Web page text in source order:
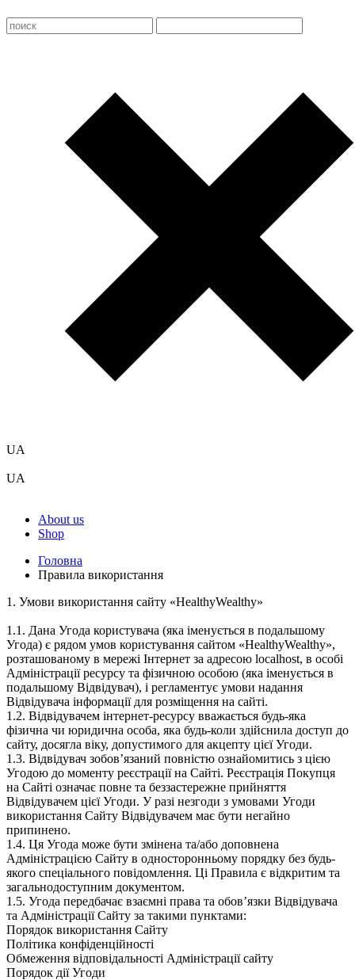
UA
UA
About us
Shop
Головна
Правила використання
1. Умови використання сайту «HealthyWealthy»
1.1. Дана Угода користувача (яка іменується в подальшому
Угода) є рядом умов користування сайтом «HealthyWealthy»,
розташованому в мережі Інтернет за адресою localhost, в особі
Адміністрації ресурсу та фізичною особою (яка іменується в
подальшому Відвідувач), і регламентує умови надання
Відвідувача інформації для розміщення на сайті.
1.2. Відвідувачем інтернет-ресурсу вважається будь-яка
фізична чи юридична особа, яка будь-коли здійснила доступ до
сайту, досягла віку, допустимого для акцепту цієї Угоди.
1.3. Відвідувач зобов’язаний повністю ознайомитись з цією
Угодою до моменту реєстрації на Сайті. Реєстрація Покупця
на Сайті означає повне та беззастережне прийняття
Відвідувачем цієї Угоди. У разі незгоди з умовами Угоди
використання Сайту Відвідувачем має бути негайно
припинено.
1.4. Ця Угода може бути змінена та/або доповнена
Адміністрацією Сайту в односторонньому порядку без будь-
якого спеціального повідомлення. Ці Правила є відкритим та
загальнодоступним документом.
1.5. Угода передбачає взаємні права та обов’язки Відвідувача
та Адміністрації Сайту за такими пунктами:
Порядок використання Сайту
Політика конфіденційності
Обмеження відповідальності Адміністрації сайту
Порядок дії Угоди